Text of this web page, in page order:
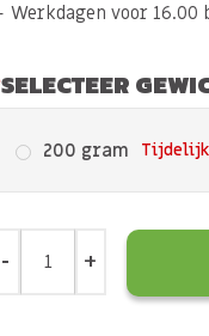
Werkdagen voor 16.00
SELECTEER
200 gram